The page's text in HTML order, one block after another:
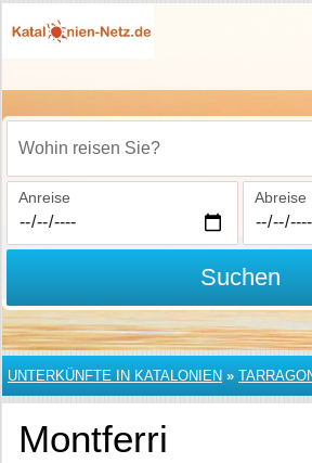
Wohin reisen Sie?
Anreise Abreise
Suchen
UNTERKÜNFTE IN KATALONIEN »
Montferri